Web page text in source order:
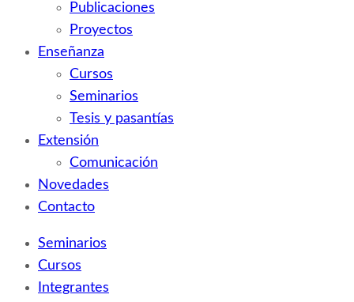
Publicaciones
Proyectos
Enseñanza
Cursos
Seminarios
Tesis y pasantías
Extensión
Comunicación
Novedades
Contacto
Seminarios
Cursos
Integrantes